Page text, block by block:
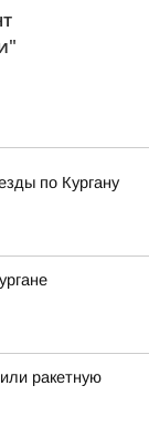
по Кургану
ракетную